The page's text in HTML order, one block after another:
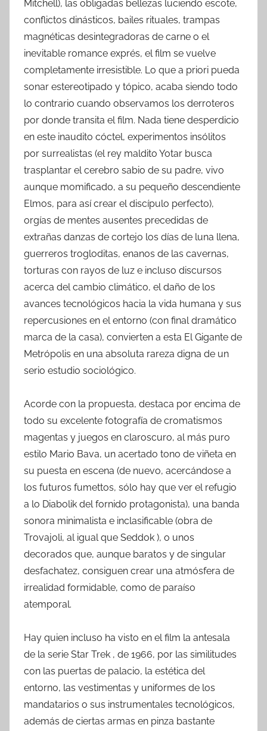
Mitchell), las obligadas bellezas luciendo escote,
conflictos dinásticos, bailes rituales, trampas
magnéticas desintegradoras de carne o el
inevitable romance exprés, el film se vuelve
completamente irresistible. Lo que a priori pueda
sonar estereotipado y tópico, acaba siendo todo
lo contrario cuando observamos los derroteros
por donde transita el film. Nada tiene desperdicio
en este inaudito cóctel, experimentos insólitos
por surrealistas (el rey maldito Yotar busca
trasplantar el cerebro sabio de su padre, vivo
aunque momificado, a su pequeño descendiente
Elmos, para así crear el discípulo perfecto),
orgías de mentes ausentes precedidas de
extrañas danzas de cortejo los días de luna llena,
guerreros trogloditas, enanos de las cavernas,
torturas con rayos de luz e incluso discursos
acerca del cambio climático, el daño de los
avances tecnológicos hacia la vida humana y sus
repercusiones en el entorno (con final dramático
marca de la casa), convierten a esta El Gigante de
Metrópolis en una absoluta rareza digna de un
serio estudio sociológico.
Acorde con la propuesta, destaca por encima de
todo su excelente fotografía de cromatismos
magentas y juegos en claroscuro, al más puro
estilo Mario Bava, un acertado tono de viñeta en
su puesta en escena (de nuevo, acercándose a
los futuros fumettos, sólo hay que ver el refugio
a lo Diabolik del fornido protagonista), una banda
sonora minimalista e inclasificable (obra de
Trovajoli, al igual que Seddok ), o unos
decorados que, aunque baratos y de singular
desfachatez, consiguen crear una atmósfera de
irrealidad formidable, como de paraíso
atemporal.
Hay quien incluso ha visto en el film la antesala
de la serie Star Trek , de 1966, por las similitudes
con las puertas de palacio, la estética del
entorno, las vestimentas y uniformes de los
mandatarios o sus instrumentales tecnológicos,
además de ciertas armas en pinza bastante